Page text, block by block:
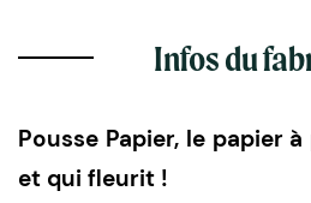
Infos du
Pousse Papier, le papier
et qui fleurit !